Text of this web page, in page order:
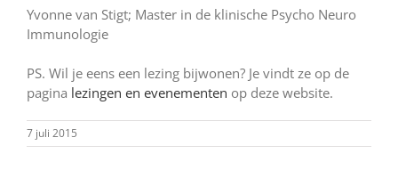
Yvonne van Stigt; Master in de klinische Psycho Neuro
Immunologie
PS. Wil je eens een lezing bijwonen? Je vindt ze op de
pagina lezingen en evenementen op deze website.
7 juli 2015